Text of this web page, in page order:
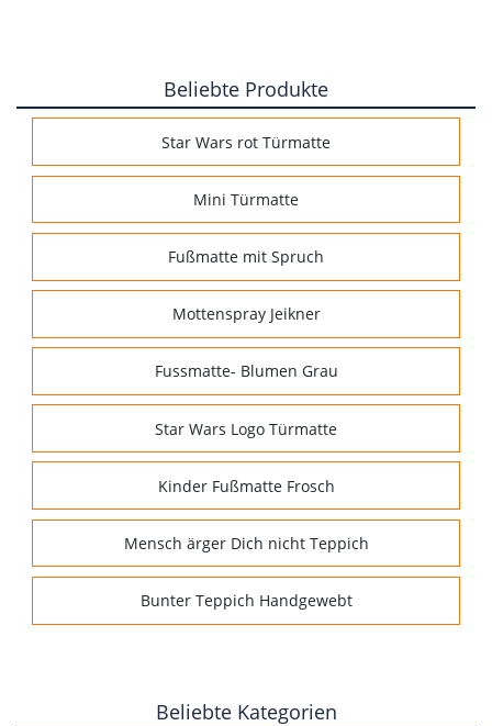
Beliebte Produkte
Star Wars rot Türmatte
Mini Türmatte
Fußmatte mit Spruch
Mottenspray Jeikner
Fussmatte- Blumen Grau
Star Wars Logo Türmatte
Kinder Fußmatte Frosch
Mensch ärger Dich nicht Teppich
Bunter Teppich Handgewebt
Beliebte Kategorien